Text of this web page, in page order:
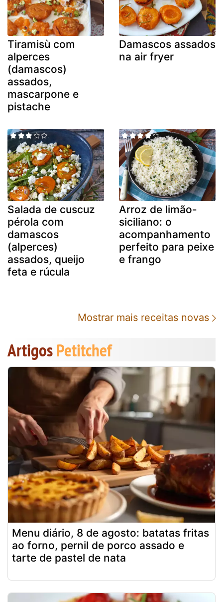
Tiramisù com
alperces
(damascos)
assados,
mascarpone e
pistache
Damascos assados
na air fryer
Salada de cuscuz
pérola com
damascos
(alperces)
assados, queijo
feta e rúcula
Arroz de limão-
siciliano: o
acompanhamento
perfeito para peixe
e frango
Mostrar mais receitas novas
ArtigosPetitchef
Menu diário, 8 de agosto: batatas fritas
ao forno, pernil de porco assado e
tarte de pastel de nata